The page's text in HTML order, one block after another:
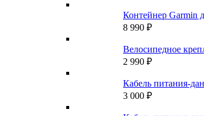
Контейнер Garmin
8 990 ₽
Велосипедное
2 990 ₽
Кабель питания-
3 000 ₽